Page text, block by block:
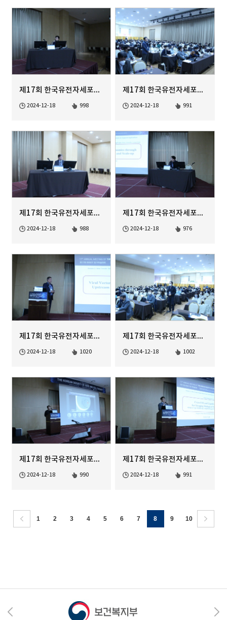
제17회 한국유전자세포치료학회 정기학술대회
2024-12-18 998
제17회 한국유전자세포치료학회 정기학술대회
2024-12-18 991
제17회 한국유전자세포치료학회 정기학술대회
2024-12-18 988
제17회 한국유전자세포치료학회 정기학술대회
2024-12-18 976
제17회 한국유전자세포치료학회 정기학술대회
2024-12-18 1020
제17회 한국유전자세포치료학회 정기학술대회
2024-12-18 1002
제17회 한국유전자세포치료학회 정기학술대회
2024-12-18 990
제17회 한국유전자세포치료학회 정기학술대회
2024-12-18 991
1 2 3 4 5 6 7 8 9 10